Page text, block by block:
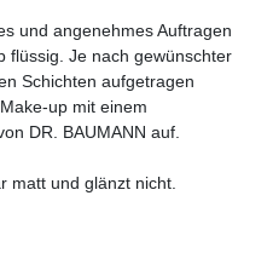
und angenehmes Auftragen
flüssig. Je nach gewünschter
Schichten aufgetragen
up mit einem
DR. BAUMANN auf.
matt und glänzt nicht.